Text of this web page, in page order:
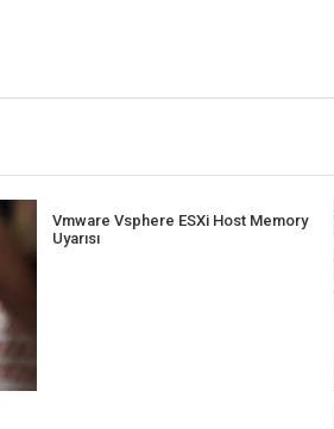
Vmware Vsphere ESXi Host Memory
Uyarısı